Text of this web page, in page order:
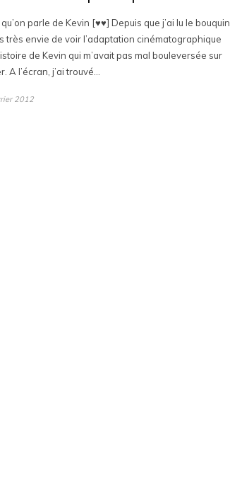
parle de Kevin [♥♥] Depuis que j’ai lu le bouquin,
très envie de voir l’adaptation cinématographique
de Kevin qui m’avait pas mal bouleversée sur
A l’écran, j’ai trouvé…
2012